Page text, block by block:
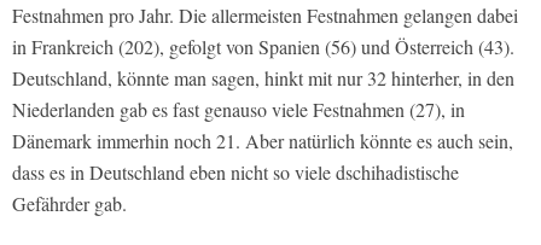
Festnahmen pro Jahr. Die allermeisten Festnahmen gelangen dabei
in Frankreich (202), gefolgt von Spanien (56) und Österreich (43).
Deutschland, könnte man sagen, hinkt mit nur 32 hinterher, in den
Niederlanden gab es fast genauso viele Festnahmen (27), in
Dänemark immerhin noch 21. Aber natürlich könnte es auch sein,
dass es in Deutschland eben nicht so viele dschihadistische
Gefährder gab.